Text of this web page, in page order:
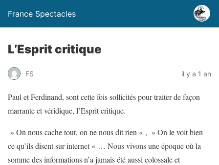
France Spectacles
L’Esprit critique
FS il y a 1 an
Paul et Ferdinand, sont cette fois sollicités pour traiter de façon
marrante et véridique, l’Esprit critique.
» On nous cache tout, on ne nous dit rien « , » On le voit bien
ce qu’ils disent sur internet « … Nous vivons une époque où la
somme des informations n’a jamais été aussi colossale et